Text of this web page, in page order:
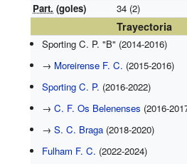
Part. (goles) 34 (2)
Trayectoria
Sporting C. P. "B" (2014-2016)
→ Moreirense F. C. (2015-2016)
Sporting C. P. (2016-2022)
→C. F. Os Belenenses (2016-
→S. C. Braga (2018-2020)
Fulham F. C. (2022-2024)